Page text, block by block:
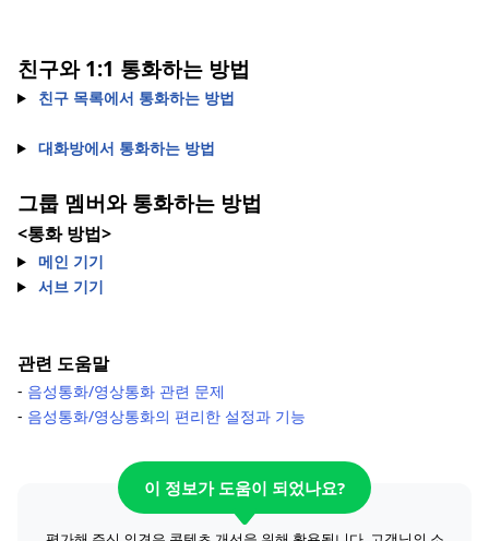
친구와 1:1 통화하는 방법
친구 목록에서 통화하는 방법
대화방에서 통화하는 방법
그룹 멤버와 통화하는 방법
<통화 방법>
메인 기기
서브 기기
관련 도움말
- 음성통화/영상통화 관련 문제
- 음성통화/영상통화의 편리한 설정과 기능
이 정보가 도움이 되었나요?